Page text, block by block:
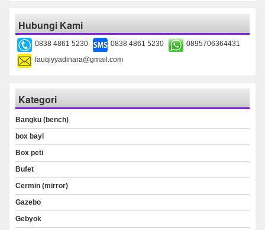
Hubungi Kami
0838 4861 5230 0838 4861 5230
0895706364431
fauqiyyadinara@gmail.com
Kategori
Bangku (bench)
box bayi
Box peti
Bufet
Cermin (mirror)
Gazebo
Gebyok